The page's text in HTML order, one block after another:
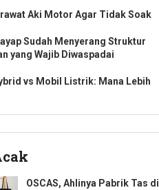
Aki Motor Agar Tidak Soak
Sudah Menyerang Struktur
yang Wajib Diwaspadai
vs Mobil Listrik: Mana Lebih
OSCAS, Ahlinya Pabrik Tas di